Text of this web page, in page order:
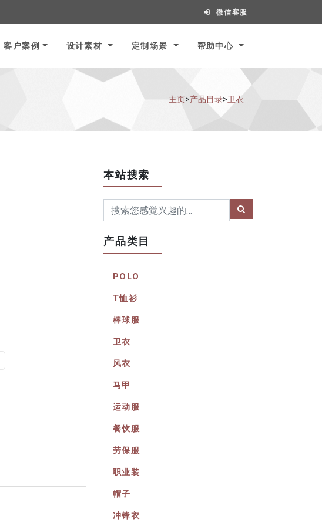
微信客服
客户案例 设计素材 定制场景 帮助中心
主页>产品目录>卫衣
本站搜索
产品类目
POLO
T恤衫
棒球服
卫衣
风衣
马甲
运动服
餐饮服
劳保服
职业装
帽子
冲锋衣